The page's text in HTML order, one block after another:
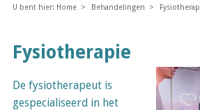
U bent hier: Home Behandelingen
Fysiotherapie
De fysiotherapeut is
gespecialiseerd in het